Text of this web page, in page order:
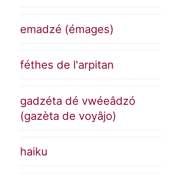
emadzé (émages)
féthes de l'arpitan
gadzéta dé vwéeâdzó
(gazèta de voyâjo)
haiku